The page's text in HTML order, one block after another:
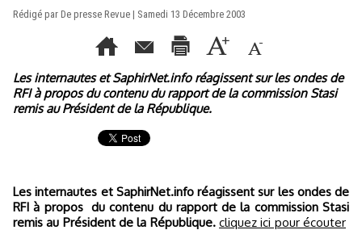
Rédigé par De presse Revue | Samedi 13 Décembre 2003
Les internautes et SaphirNet.info réagissent sur les ondes de
RFI à propos du contenu du rapport de la commission Stasi
remis au Président de la République.
Les internautes et SaphirNet.info réagissent sur les ondes de
RFI à propos du contenu du rapport de la commission Stasi
remis au Président de la République. cliquez ici pour écouter